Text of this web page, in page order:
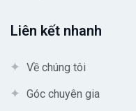
Liên kết nhanh
Về chúng tôi
Góc chuyên gia